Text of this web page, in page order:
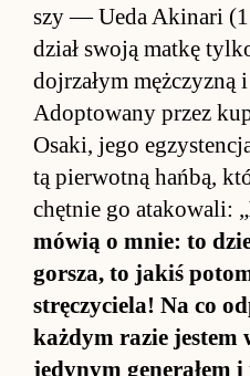
szy — Ueda Aki­nari
dział swoją matkę
doj­rzałym męż­czyzną
Ad­op­to­wany przez
Osaki, jego
tą pier­wotną hań­bą,
chęt­nie go atako­wali: „
mówią o mnie: to
gor­sza, to ja­kiś
stręczycie­la! Na co
każ­dym razie jestem
jedynym ge­nerałem